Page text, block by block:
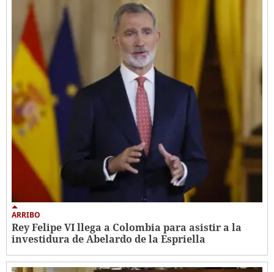
ARRIBO
Rey Felipe VI llega a Colombia para asistir a la
investidura de Abelardo de la Espriella